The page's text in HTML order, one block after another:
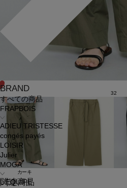
BRAND
すべての商品
FRAPBOIS
ADIEU TRISTESSE
congés payés
LOISIR
Julier
MOGA
L'EQUIPE
32
カーキ
関連商品